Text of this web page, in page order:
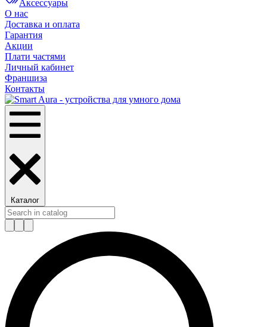
Аксессуары
О нас
Доставка и оплата
Гарантия
Акции
Плати частями
Личный кабинет
Франшиза
Контакты
Каталог